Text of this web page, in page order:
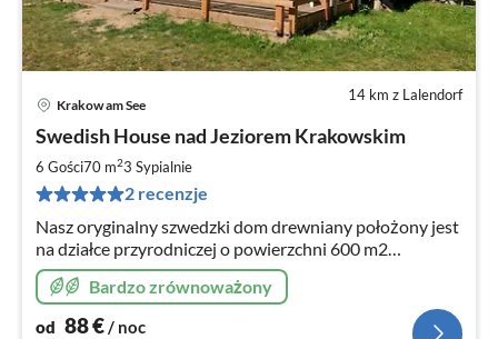
14 km z Lalendorf
Krakow am See
Swedish House nad Jeziorem Krakowskim
6 Gości70 m23 Sypialnie
2 recenzje
Nasz oryginalny szwedzki dom drewniany położony jest
na działce przyrodniczej o powierzchni 600 m2
bezpośrednio nad Jeziorem Krakowskim w
Meklemburgii. Z werandy jest niecałe 100m do molo z
kąpieliskiem.
Bardzo zrównoważony
od 88€/ noc